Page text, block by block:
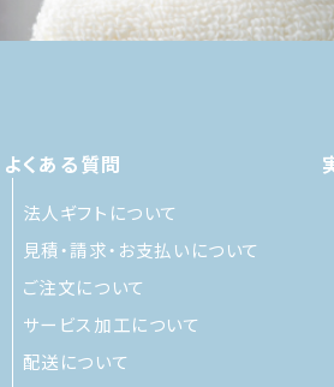
よくある質問
法人ギフトについて
見積・請求・お支払いについて
ご注文について
サービス加工について
配送について